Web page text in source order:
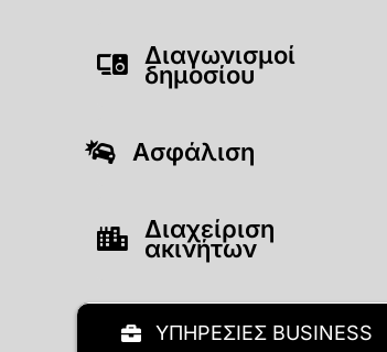
Διαγωνισμοί
δημοσίου
Ασφάλιση
Διαχείριση
ακινήτων
ΥΠΗΡΕΣΙΕΣ BUSINESS